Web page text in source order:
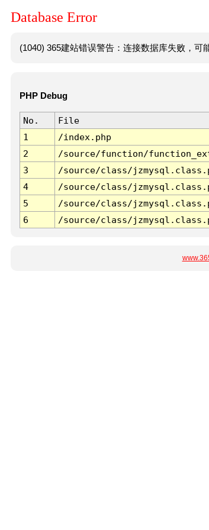
Database Error
(1040) 365建站错误警告：连接数据库失败，可
PHP Debug
No. File
1
/index.php
2
/source/function/
3
/source/class/
4
/source/class/
5
/source/class/
6
/source/class/